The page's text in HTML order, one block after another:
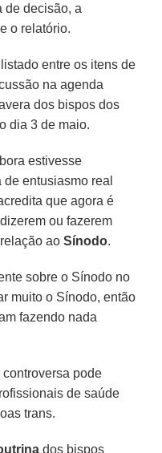
de decisão, a
o relatório.
entre os itens de
na agenda
dos bispos dos
dia 3 de maio.
estivesse
de entusiasmo real
que agora é
ou fazerem
aoSínodo.
sobre o Sínodo no
muito o Sínodo, então
fazendo nada
pode
de saúde
trans.
dos bispos